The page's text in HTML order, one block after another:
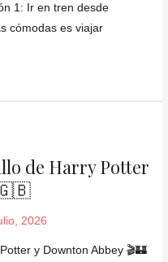
1: Ir en tren desde
cómodas es viajar
de Harry Potter
2026
y Downton Abbey 🎬🏰